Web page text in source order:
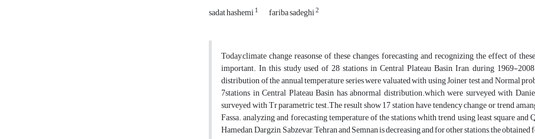
sadat hashemi1 fariba sadeghi2
Today,climate change reasonse of these changes, forecasting and recognizing the effect of
important. In this study used of 28 stations in Central Plateau Basin, Iran, during 1969-
distribution of the annual temperature series were valuated with using Joiner test and Normal
7stations in Central Plateau Basin has abnormal distribution.which were surveyed with
surveyed with Tr parametric test.The result show 17 station have tendency change or trend
Fassa. analyzing and forecasting temperature of the stations whith trend using least square
Hamedan, Dargzin, Sabzevar, Tehran and Semnan is decreasing and for other stations, the